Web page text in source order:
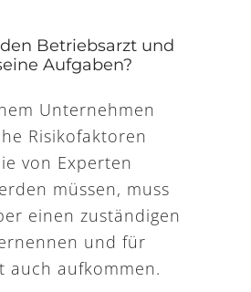
Betriebsarzt und
Aufgaben?
Unternehmen
Risikofaktoren
von Experten
müssen, muss
einen zuständigen
und für
auch aufkommen.